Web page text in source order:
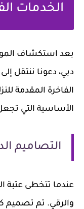
الخدمات
بعد استكشاف
دبي، دعونا ننتقل
الفاخرة المقدمة
الأساسية التي
التصاميم
عندما تتخطى عتبة
والرقي. تم تصميم